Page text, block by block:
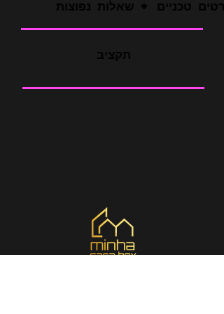
פרטים טכניים + שאלות נפוצות
תקציב